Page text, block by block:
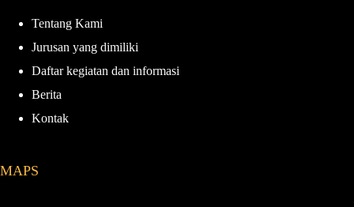
o
r
a
m
e
Tentang Kami
Jurusan yang dimiliki
Daftar kegiatan dan informasi
Berita
Kontak
MAPS